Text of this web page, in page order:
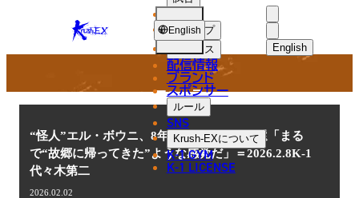
KRUSH-
EX
English
ショップ
ニュース
配信情報
ブランド
スポンサー
ルール
SNS
Krush-EXについて
K-1 GYM
K-1 LICENSE
English
NEWS
ニュース
“怪人”エル・ボウニ、8年3ヵ月ぶりK-1帰還「まる
で“故郷に帰ってきた”ような感覚だ」＝2026.2.8K-1
代々木第二
2026.02.02